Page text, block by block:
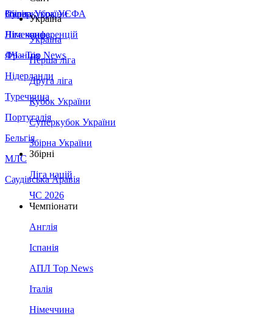
Збірна України
Італія
Німеччина
Франція
Нідерланди
Туреччина
Португалія
Бельгія
МЛС
Саудівська Аравія
Суперкубок УЄФА
Ліга конференцій
ЛЧ - Top News
Україна
Україна
Перша ліга
Друга ліга
Кубок України
Суперкубок України
Збірна України
Збірні
Ліга націй
ЧС 2026
Чемпіонати
Англія
Іспанія
АПЛ Top News
Італія
Німеччина